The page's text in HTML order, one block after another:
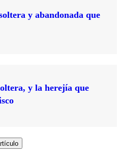
y abandonada que
y la herejía que